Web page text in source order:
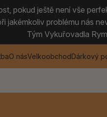
pokud ještě není vše
jakémkoliv problému nás
Tým Vykuřovadla
O násVelkoobchodDárkový